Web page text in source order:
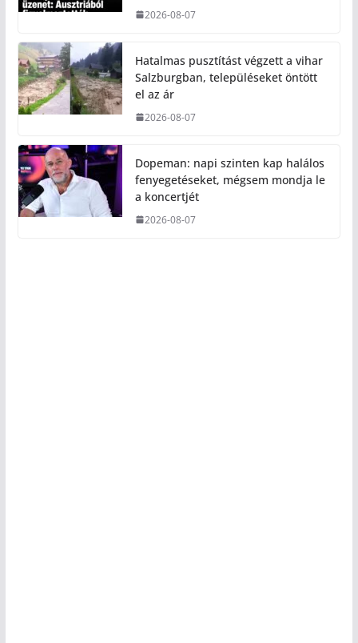
2026-08-07
Hatalmas pusztítást végzett a vihar
Salzburgban, településeket öntött
el az ár
2026-08-07
Dopeman: napi szinten kap halálos
fenyegetéseket, mégsem mondja le
a koncertjét
2026-08-07